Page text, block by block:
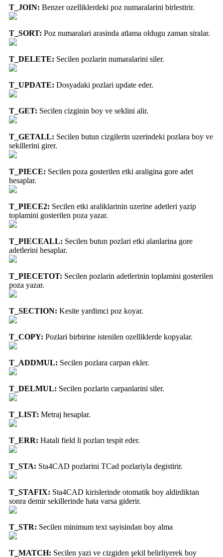
T_JOIN: Benzer ozelliklerdeki poz numaralarini birlestirir.
T_SORT: Poz numaralari arasinda atlama oldugu zaman siralar.
T_DELETE: Secilen pozlarin numaralarini siler.
T_UPDATE: Dosyadaki pozlari update eder.
T_GET: Secilen cizginin boy ve seklini alir.
T_GETALL: Secilen butun cizgilerin uzerindeki pozlara boy ve
sekillerini girer.
T_PIECE: Secilen poza gosterilen etki araligina gore adet
hesaplar.
T_PIECE2: Secilen etki araliklarinin uzerine adetleri yazip
toplamini gosterilen poza yazar.
T_PIECEALL: Secilen butun pozlari etki alanlarina gore
adetlerini hesaplar.
T_PIECETOT: Secilen pozlarin adetlerinin toplamini gosterilen
poza yazar.
T_SECTION: Kesite yardimci poz koyar.
T_COPY: Pozlari birbirine istenilen ozelliklerde kopyalar.
T_ADDMUL: Secilen pozlara carpan ekler.
T_DELMUL: Secilen pozlarin carpanlarini siler.
T_LIST: Metraj hesaplar.
T_ERR: Hatali field li pozları tespit eder.
T_STA: Sta4CAD pozlarini TCad pozlariyla degistirir.
T_STAFIX: Sta4CAD kirislerinde otomatik boy aldirdiktan
sonra demir sekillerinde hata varsa giderir.
T_STR: Secilen minimum text sayisindan boy alma
T_MATCH: Secilen yazi ve cizgiden şekil belirliyerek boy